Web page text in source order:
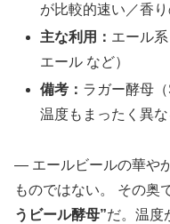
が比較的速い／香
主な利用： エール
エール など）
備考： ラガー酵母
温度もまったく異な
― エールビールの華や
ものではない。 その奥
うビール酵母”だ。温度